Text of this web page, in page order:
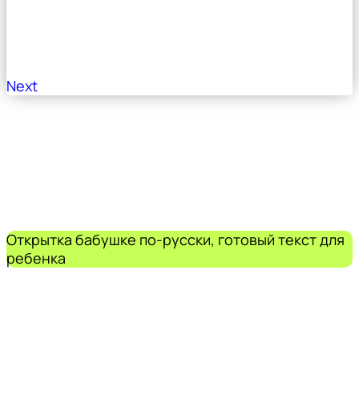
Next
Открытка бабушке по-русски, готовый текст для
ребенка